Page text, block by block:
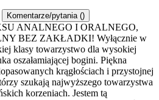
Komentarze/pytania ()
ANALNEGO I ORALNEGO,
BEZ ZAKŁADKI! Wyłącznie w
klasy towarzystwo dla wysokiej
oszałamiającej bogini. Piękna
krągłościach i przystojnej
szukają najwyższego towarzystwa
korzeniach. Jestem tą